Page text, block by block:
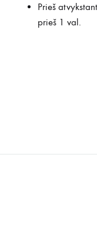
Prieš
prieš 1 val.